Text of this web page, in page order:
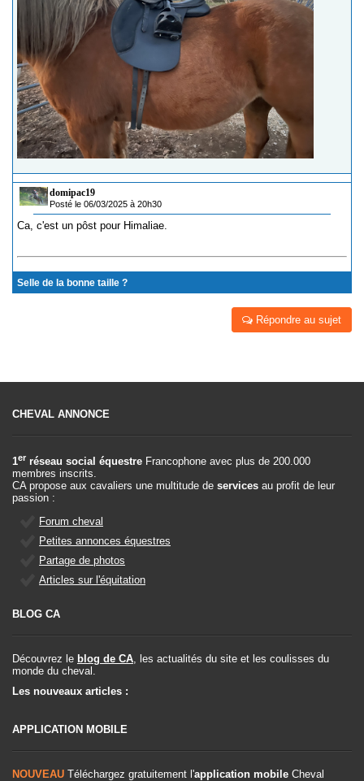
domipac19
Posté le 06/03/2025 à 20h30
Ca, c'est un pôst pour Himaliae.
Selle de la bonne taille ?
Répondre au sujet
CHEVAL ANNONCE
1er réseau social équestre Francophone avec plus de 200.000
membres inscrits.
CA propose aux cavaliers une multitude de services au profit de leur
passion :
Forum cheval
Petites annonces équestres
Partage de photos
Articles sur l'équitation
BLOG CA
Découvrez le blog de CA , les actualités du site et les coulisses du
monde du cheval.
Les nouveaux articles :
APPLICATION MOBILE
NOUVEAU Téléchargez gratuitement l'application mobile Cheval